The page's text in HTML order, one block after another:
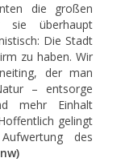
die großen
sie überhaupt
Die Stadt
zu haben. Wir
der man
– entsorge
mehr Einhalt
gelingt
des